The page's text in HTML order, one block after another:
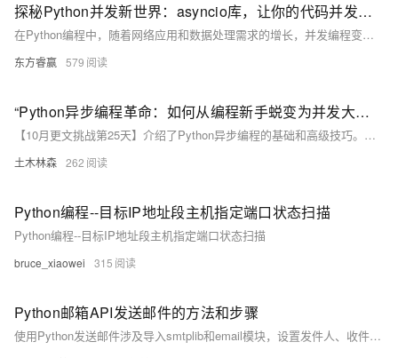
探秘Python并发新世界：asyncio库，让你的代码并发更优雅！
在Python编程中，随着网络应用和数据处理需求的增长，并发编程变得愈发重要。asyncio库作为Python 3.4及以上版本的标准库，以其简洁的API和强大的异步编程能力，成为提升性能和优化资源利用的关键工具。本文介绍了asyncio的基本概念、异步函数的定义与使用、并发控制和资源管理等核心功能，通过具体示例展示了如何高效地编写并发代码。
东方睿赢 579
“Python异步编程革命：如何从编程新手蜕变为并发大师，掌握未来技术的制胜法宝”
【10月更文挑战第25天】介绍了Python异步编程的基础和高级技巧。文章从同步与异步编程的区别入手，逐步讲解了如何使用`asyncio`库和`async`/`await`关键字进行异步编程。通过对比传统多线程，展示了异步编程在I/O密集型任务中的优势，并提供了最佳实践建议。
土木林森 262
Python编程--目标IP地址段主机指定端口状态扫描
Python编程--目标IP地址段主机指定端口状态扫描
bruce_xiaowei 315
Python邮箱API发送邮件的方法和步骤
使用Python发送邮件涉及导入smtplib和email模块，设置发件人、收件人、主题和内容，然后连接SMTP服务器（如示例中的smtp.example.com）并使用SMTP方法发送。完整代码示例包括异常处理，确保邮件发送成功或提供错误信息。通过这种方式，可以实现Python的自动化邮件发送功能。